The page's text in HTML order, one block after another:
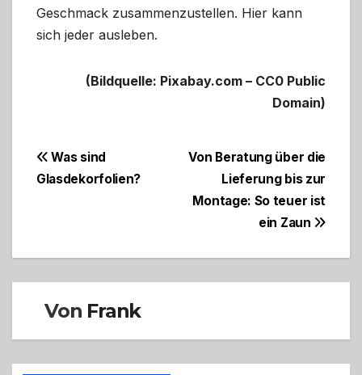
Geschmack zusammenzustellen. Hier kann
sich jeder ausleben.
(Bildquelle: Pixabay.com – CC0 Public
Domain)
Beitragsnavigation
Von Beratung über die
Lieferung bis zur
Montage: So teuer ist
ein Zaun
Was sind
Glasdekorfolien?
Von Frank